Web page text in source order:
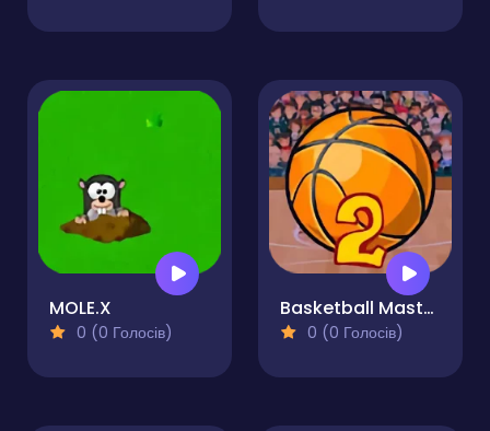
MOLE.X
0 (0 Голосів)
Basketball Master 2
0 (0 Голосів)